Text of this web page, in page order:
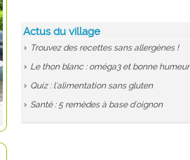
Actus du village
Trouvez des recettes sans allergènes !
Le thon blanc : oméga3 et bonne humeur
Quiz : l'alimentation sans gluten
Santé : 5 remèdes à base d'oignon